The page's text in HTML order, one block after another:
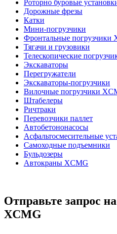
Роторно буровые
Дорожные фрезы
Катки
Мини-погрузчики
Фронтальные погрузчики
Тягачи и грузовики
Телескопические
Экскаваторы
Перегружатели
Экскаваторы-погрузчики
Вилочные погрузчики
Штабелеры
Ричтраки
Перевозчики паллет
Автобетононасосы
Асфальтосмесительные
Самоходные подъемники
Бульдозеры
Автокраны XCMG
Отправьте запрос
XCMG